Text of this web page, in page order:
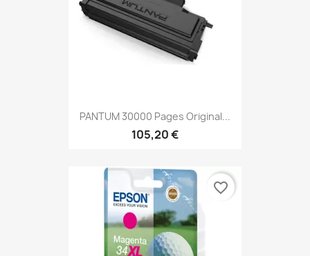
PANTUM 30000 Pages Original...
105,20 €
favorite_border